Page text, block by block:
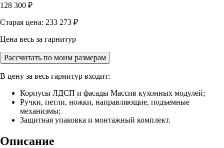
128 300 ₽
Старая цена: 233 273 ₽
Цена весь за гарнитур
Рассчитать по моим размерам
В цену за весь гарнитур входит:
Корпусы ЛДСП и фасады Массив кухонных модулей;
Ручки, петли, ножки, направляющие, подъемные
механизмы;
Защитная упаковка и монтажный комплект.
Описание